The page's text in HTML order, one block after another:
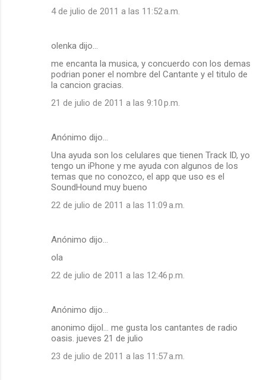
4 de julio de 2011 a las 11:52 a.m.
olenka dijo…
me encanta la musica, y concuerdo con los demas
podrian poner el nombre del Cantante y el titulo de
la cancion gracias.
21 de julio de 2011 a las 9:10 p.m.
Anónimo dijo…
Una ayuda son los celulares que tienen Track ID, yo
tengo un iPhone y me ayuda con algunos de los
temas que no conozco, el app que uso es el
SoundHound muy bueno
22 de julio de 2011 a las 11:09 a.m.
Anónimo dijo…
ola
22 de julio de 2011 a las 12:46 p.m.
Anónimo dijo…
anonimo dijol... me gusta los cantantes de radio
oasis. jueves 21 de julio
23 de julio de 2011 a las 11:57 a.m.